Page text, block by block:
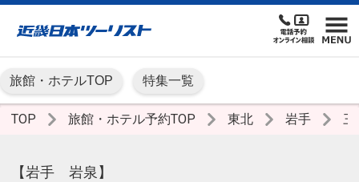
旅館・ホテルTOP 特集一覧
TOP 旅館・ホテル予約TOP 東北 岩手
【岩手 岩泉】